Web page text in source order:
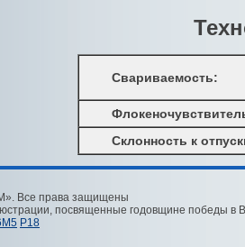
Свариваемость:
Склонность к
Все права защищены
посвященные годовщине победы в
Р18